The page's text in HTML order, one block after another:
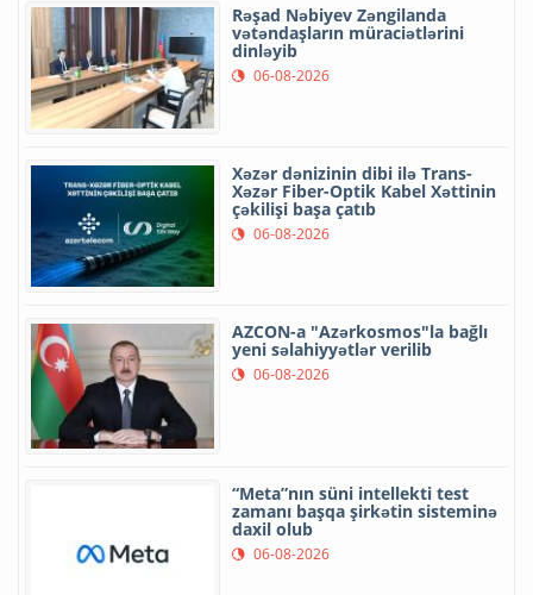
Rəşad Nəbiyev Zəngilanda
vətəndaşların müraciətlərini
dinləyib
06-08-2026
Xəzər dənizinin dibi ilə Trans-
Xəzər Fiber-Optik Kabel Xəttinin
çəkilişi başa çatıb
06-08-2026
AZCON-a "Azərkosmos"la bağlı
yeni səlahiyyətlər verilib
06-08-2026
“Meta”nın süni intellekti test
zamanı başqa şirkətin sisteminə
daxil olub
06-08-2026